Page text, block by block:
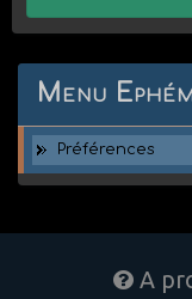
Menu
Préférences
A